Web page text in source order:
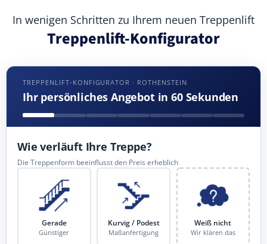
In wenigen Schritten zu Ihrem neuen Treppenlift
Treppenlift-Konfigurator
TREPPENLIFT-KONFIGURATOR · ROTHENSTEIN
Ihr persönliches Angebot in 60 Sekunden
Wie verläuft Ihre Treppe?
Die Treppenform beeinflusst den Preis erheblich
Gerade
Günstiger
Kurvig / Podest
Maßanfertigung
Weiß nicht
Wir klären das